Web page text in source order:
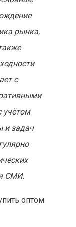
рынка,
с
учётом
и задач
СМИ.
оптом